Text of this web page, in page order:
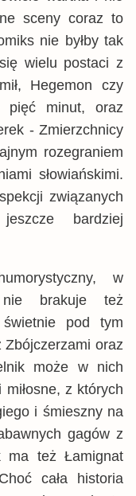
sceny coraz to
nie byłby tak
wielu postaci z
Hegemon czy
pięć minut, oraz
- Zmierzchnicy
rozegraniem
słowiańskimi.
związanych
bardziej
w
brakuje też
pod tym
oraz
może w nich
z których
i śmieszny na
gagów z
ma też Łamignat
cała historia